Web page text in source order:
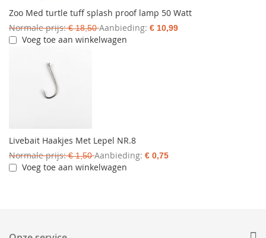
Zoo Med turtle tuff splash proof lamp 50 Watt
Normale prijs € 18,50 Aanbieding € 10,99
Voeg toe aan winkelwagen
Livebait Haakjes Met Lepel NR.8
Normale prijs € 1,50 Aanbieding € 0,75
Voeg toe aan winkelwagen